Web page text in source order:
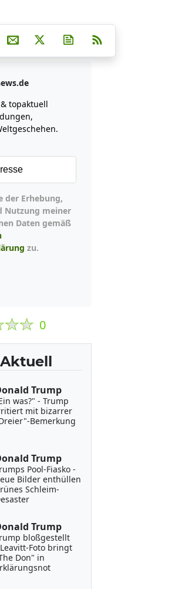
Teilen auf Facebook
Teilen auf Whatsapp
Teilen auf Telegram
auf Pinterest
Per E-Mail teilen
Post auf XNewsletter
topaktuell
Nutzung meiner
Daten gemäß
zu.
0
Trump
was?" - Trump
mit bizarrer
Bemerkung
Trump
Pool-Fiasko -
Bilder enthüllen
Schleim-
Trump
bloßgestellt
Foto bringt
Don" in